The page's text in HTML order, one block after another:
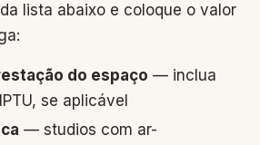
lista abaixo e coloque o valor
do espaço — inclua
se aplicável
— studios com ar-